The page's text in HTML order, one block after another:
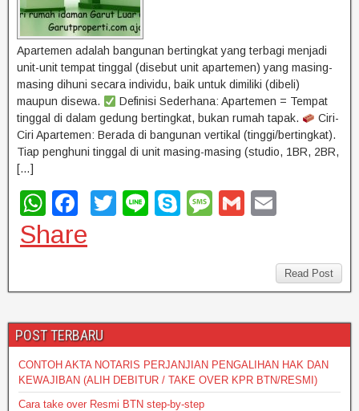
Apartemen adalah bangunan bertingkat yang terbagi menjadi
unit-unit tempat tinggal (disebut unit apartemen) yang masing-
masing dihuni secara individu, baik untuk dimiliki (dibeli)
maupun disewa.
Definisi Sederhana: Apartemen = Tempat
tinggal di dalam gedung bertingkat, bukan rumah tapak.
Ciri-
Ciri Apartemen: Berada di bangunan vertikal (tinggi/bertingkat).
Tiap penghuni tinggal di unit masing-masing (studio, 1BR, 2BR,
[…]
W
h
at
p
p
a
c
o
o
k
T
Li
S
M
e
G
Share
Read Post
POST TERBARU
CONTOH AKTA NOTARIS PERJANJIAN PENGALIHAN HAK DAN
KEWAJIBAN (ALIH DEBITUR / TAKE OVER KPR BTN/RESMI)
Cara take over Resmi BTN step-by-step